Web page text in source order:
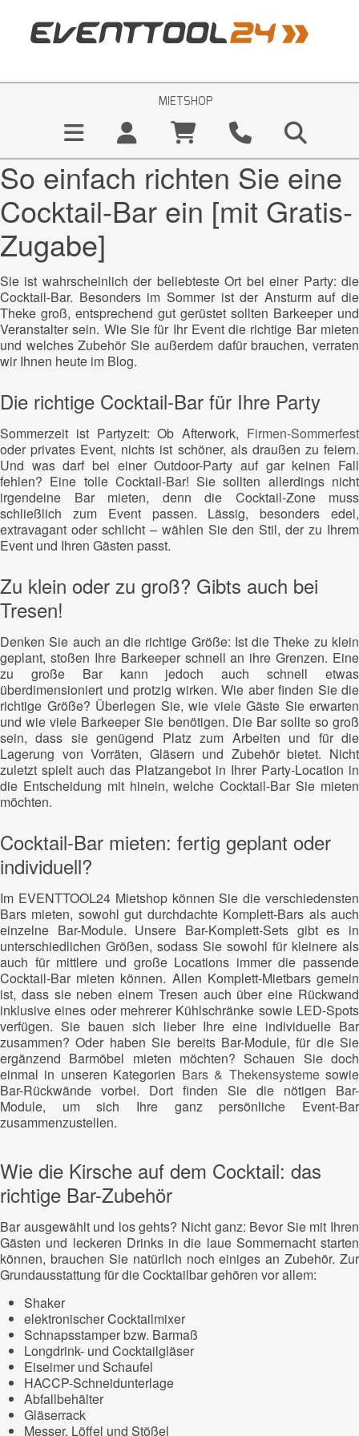
MIETSHOP
So einfach richten Sie eine
Cocktail-Bar ein [mit Gratis-
Zugabe]
Sie ist wahrscheinlich der beliebteste Ort bei einer Party: die
Cocktail-Bar. Besonders im Sommer ist der Ansturm auf die
Theke groß, entsprechend gut gerüstet sollten Barkeeper und
Veranstalter sein. Wie Sie für Ihr Event die richtige Bar mieten
und welches Zubehör Sie außerdem dafür brauchen, verraten
wir Ihnen heute im Blog.
Die richtige Cocktail-Bar für Ihre Party
Sommerzeit ist Partyzeit: Ob Afterwork, Firmen-Sommerfest
oder privates Event, nichts ist schöner, als draußen zu feiern.
Und was darf bei einer Outdoor-Party auf gar keinen Fall
fehlen? Eine tolle Cocktail-Bar! Sie sollten allerdings nicht
irgendeine Bar mieten, denn die Cocktail-Zone muss
schließlich zum Event passen. Lässig, besonders edel,
extravagant oder schlicht – wählen Sie den Stil, der zu Ihrem
Event und Ihren Gästen passt.
Zu klein oder zu groß? Gibts auch bei
Tresen!
Denken Sie auch an die richtige Größe: Ist die Theke zu klein
geplant, stoßen Ihre Barkeeper schnell an ihre Grenzen. Eine
zu große Bar kann jedoch auch schnell etwas
überdimensioniert und protzig wirken. Wie aber finden Sie die
richtige Größe? Überlegen Sie, wie viele Gäste Sie erwarten
und wie viele Barkeeper Sie benötigen. Die Bar sollte so groß
sein, dass sie genügend Platz zum Arbeiten und für die
Lagerung von Vorräten, Gläsern und Zubehör bietet. Nicht
zuletzt spielt auch das Platzangebot in Ihrer Party-Location in
die Entscheidung mit hinein, welche Cocktail-Bar Sie mieten
möchten.
Cocktail-Bar mieten: fertig geplant oder
individuell?
Im EVENTTOOL24 Mietshop können Sie die verschiedensten
Bars mieten, sowohl gut durchdachte Komplett-Bars als auch
einzelne Bar-Module. Unsere Bar-Komplett-Sets gibt es in
unterschiedlichen Größen, sodass Sie sowohl für kleinere als
auch für mittlere und große Locations immer die passende
Cocktail-Bar mieten können. Allen Komplett-Mietbars gemein
ist, dass sie neben einem Tresen auch über eine Rückwand
inklusive eines oder mehrerer Kühlschränke sowie LED-Spots
verfügen. Sie bauen sich lieber Ihre eine individuelle Bar
zusammen? Oder haben Sie bereits Bar-Module, für die Sie
ergänzend Barmöbel mieten möchten? Schauen Sie doch
einmal in unseren Kategorien Bars & Thekensystemesowie
Bar-Rückwände vorbei. Dort finden Sie die nötigen Bar-
Module, um sich Ihre ganz persönliche Event-Bar
zusammenzustellen.
Wie die Kirsche auf dem Cocktail: das
richtige Bar-Zubehör
Bar ausgewählt und los gehts? Nicht ganz: Bevor Sie mit Ihren
Gästen und leckeren Drinks in die laue Sommernacht starten
können, brauchen Sie natürlich noch einiges an Zubehör. Zur
Grundausstattung für die Cocktailbar gehören vor allem:
Shaker
elektronischer Cocktailmixer
Schnapsstamper bzw. Barmaß
Longdrink- und Cocktailgläser
Eiseimer und Schaufel
HACCP-Schneidunterlage
Abfallbehälter
Gläserrack
Messer, Löffel und Stößel